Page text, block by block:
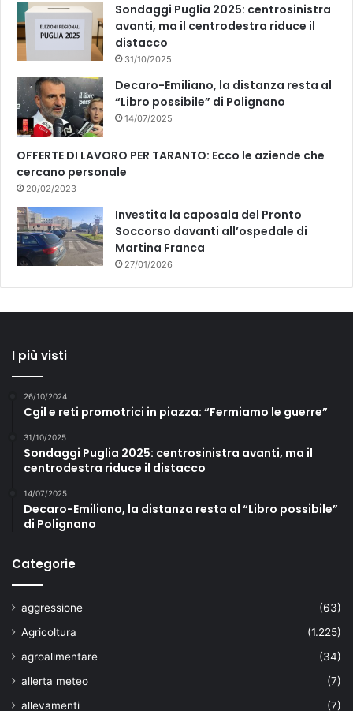
Sondaggi Puglia 2025: centrosinistra
avanti, ma il centrodestra riduce il
distacco
31/10/2025
Decaro-Emiliano, la distanza resta al
“Libro possibile” di Polignano
14/07/2025
OFFERTE DI LAVORO PER TARANTO: Ecco le aziende che
cercano personale
20/02/2023
Investita la caposala del Pronto
Soccorso davanti all’ospedale di
Martina Franca
27/01/2026
I più visti
26/10/2024
Cgil e reti promotrici in piazza: “Fermiamo le guerre”
31/10/2025
Sondaggi Puglia 2025: centrosinistra avanti, ma il
centrodestra riduce il distacco
14/07/2025
Decaro-Emiliano, la distanza resta al “Libro possibile”
di Polignano
Categorie
aggressione
(63)
Agricoltura
(1.225)
agroalimentare
(34)
allerta meteo
(7)
allevamenti
(7)